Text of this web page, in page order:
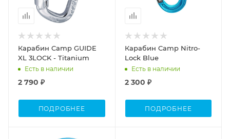
Карабин Camp GUIDE
XL 3LOCK - Titanium
Есть в наличии
2 790 ₽
ПОДРОБНЕЕ
Карабин Camp Nitro-
Lock Blue
Есть в наличии
2 300 ₽
ПОДРОБНЕЕ